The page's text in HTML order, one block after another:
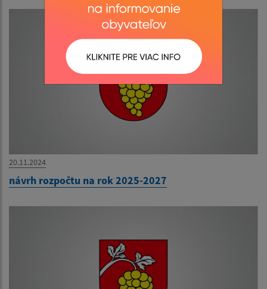
20.11.2024
návrh rozpočtu na rok 2025-2027